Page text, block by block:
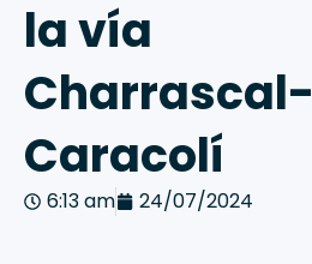
la vía
Charrascal-
Caracolí
6:13 am 24/07/2024